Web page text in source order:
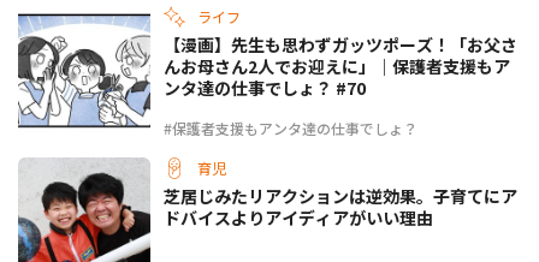
ライフ
#保護者支援もアンタ達の仕事でしょ？
【漫画】先生も思わずガッツポーズ！「お父さ
んお母さん2人でお迎えに」｜保護者支援もア
ンタ達の仕事でしょ？ #70
育児
芝居じみたリアクションは逆効果。子育てにア
ドバイスよりアイディアがいい理由